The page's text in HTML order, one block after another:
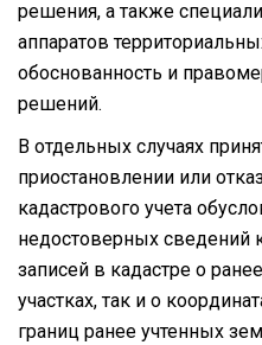
решения, а также
аппаратов
обоснованность и
решений.
В отдельных случаях
приостановлении или
кадастрового учета
недостоверных сведений
записей в кадастре о
участках, так и о
границ ранее учтенных